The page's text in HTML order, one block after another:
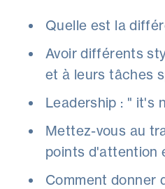
Quelle est la
Avoir différents
et à leurs tâches
Leadership : " it's
Mettez-vous au
points d'attention
Comment donner